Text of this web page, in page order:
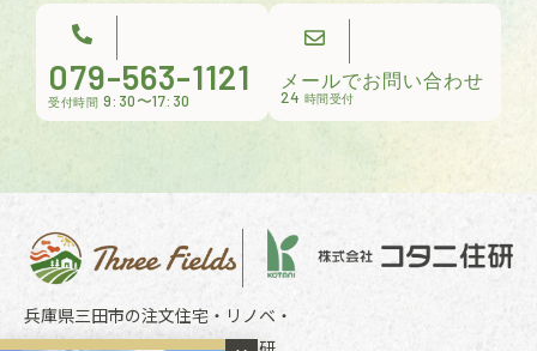
079-563-1121
受付時間 9:30〜17:30
メールでお問い合わせ
24 時間受付
兵庫県三田市の注文住宅・リノベ・